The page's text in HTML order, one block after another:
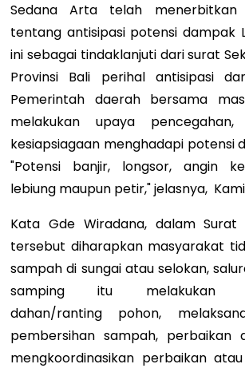
Sedana Arta telah
tentang antisipasi potensi dampak
ini sebagai tindaklanjuti dari surat
Provinsi Bali perihal antisipasi
Pemerintah daerah bersama
melakukan upaya
kesiapsiagaan menghadapi potensi
"Potensi banjir, longsor, angin
lebiung maupun petir," jelasnya,
Kata Gde Wiradana, dalam Surat
tersebut diharapkan masyarakat
sampah di sungai atau selokan,
samping itu melakukan
dahan/ranting pohon,
pembersihan sampah, perbaikan
mengkoordinasikan perbaikan